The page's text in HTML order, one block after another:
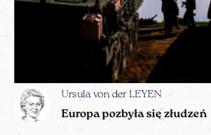
Ursula von der LEYEN
Europa pozbyła się złudzeń